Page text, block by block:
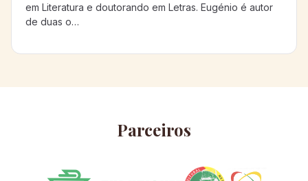
em Literatura e doutorando em Letras. Eugénio é autor
de duas o…
Parceiros